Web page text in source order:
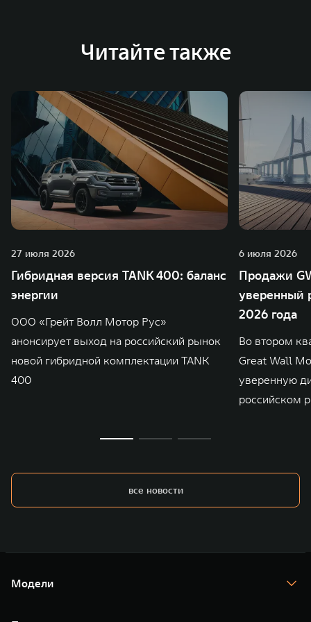
зарубежных – в России, Таиланде, Бразилии и Индии, а
Читайте также
27 июля 2026
Гибридная версия TANK 400: баланс
энергии
ООО «Грейт Волл Мотор Рус»
анонсирует выход на российский рынок
новой гибридной комплектации TANK
400
6 июля 2026
Продажи
уверенный
2026 года
Во втором
Great Wall
уверенную
российском
все новости
Модели